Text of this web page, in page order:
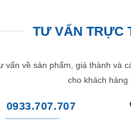
TƯ VẤN TRỰC
vấn về sản phẩm, giá thành và
cho khách hàng
0933.707.707